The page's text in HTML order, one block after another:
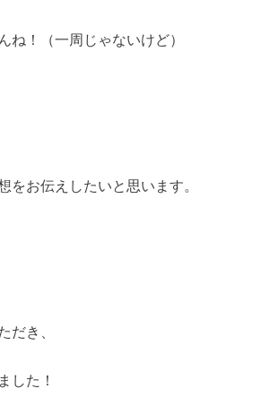
ね！（一周じゃないけど）
をお伝えしたいと思います。
だき、
した！